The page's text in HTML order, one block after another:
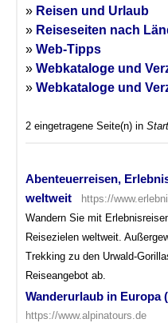
» Reisen und Urlaub
» Reiseseiten nach
»Web-Tipps
»Webkataloge und
»Webkataloge und
2 eingetragene Seite(n) in
Abenteuerreisen,
weltweit
https://
Wandern Sie mit
Reisezielen weltweit.
Trekking zu den Urwald-
Reiseangebot ab.
Wanderurlaub in Europa
https://www.alpinatours.de